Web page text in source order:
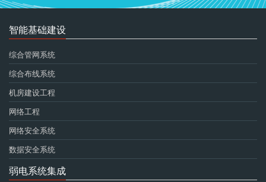
智能基础建设
综合管网系统
综合布线系统
机房建设工程
网络工程
网络安全系统
数据安全系统
弱电系统集成